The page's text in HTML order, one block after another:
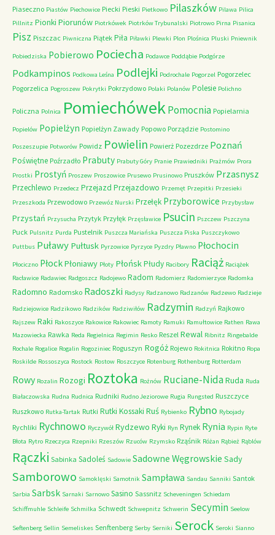
Piaseczno Piastów Piechowice Piecki Pieski Pietkowo Pilaszków Pilawa Pilica
Pillnitz Pionki Piorunów Piotrkówek Piotrków Trybunalski Piotrowo Pirna Pisanica
Pisz Piszczac Piwniczna Piątek Piła Piławki Plewki Plon Plośnica Pluski Pniewnik
Pobiedziska Pobierowo Pociecha Podawce Poddąbie Podgórze
Podkampinos Podkowa Leśna Podlejki Podrochale Pogorzel Pogorzelec
Pogorzelica Pogroszew Pokrytki Pokrzydowo Polaki Polanów Polesie Polichno
Policzna Polnica PomiechówekPomocnia Popielarnia
Popielów Popielżyn Popielżyn Zawady Popowo Porządzie Postomino
Poszeszupie Potworów Powidz Powielin Powierż Pozezdrze Poznań
Poświętne Poźrzadło Prabuty Prabuty Góry Pranie Prawiedniki Prażmów Prora
Prostki Prostyń Proszew Proszowice Prusewo Prusinowo Pruszków Przasnysz
Przechlewo Przedecz Przejazd Przejazdowo Przemęt Przepitki Przesieki
Przeszkoda Przewodowo Przewóz Nurski Przełęk Przyborowice Przybysław
Przystań Przysucha Przytyk Przyłęk Przęsławice Psucin Pszczew Pszczyna
Puck Pulsnitz Purda Pustelnik Puszcza Mariańska Puszcza Piska Puszczykowo
Puttbus Puławy Pułtusk Pyrzowice Pyrzyce Pyzdry Pławno Płochocin
Płociczno PłockPłoniawy Płoty PłońskPłudy Racibory Raciąż Raciążek
Racławice Radawiec Radgoszcz Radojewo Radom Radomierz Radomierzyce Radomka
Radomno Radomsko Radoszki Radysy Radzanowo Radzanów Radzewo Radzieje
Radziejowice Radzikowo Radzików Radziwiłów Radzymin Radzyń Rajkowo
Rajszew Raki Rakoszyce Rakowice Rakowiec Ramoty Ramuki Ramułtowice Rathen Rawa
Mazowiecka Rawka Reda Regielnica Regimin Resko Reszel Rewal Ribnitz Ringebalde
Rochale Rogalice Rogalin Rogoziniec Roguszyn Rogóż Rojewo Rokitnica Rokitno Ropa
Roskilde Rossoszyca Rostock Rostow Roszczyce Rotenburg Rothenburg Rotterdam
Rowy Rozalin Rozogi Roztoka Rożnów Ruciane-NidaRuda Ruda
Białaczowska Rudna Rudnica Rudniki Rudno Jeziorowe Rugia Rungsted Ruszczyce
Ruszkowo Rutka-Tartak Rutki Rutki Kossaki Ruś Rybienko Rybno Rybojady
Rychliki Rychnowo Ryczywół Rydzewo Ryki Ryn Rynek Rynia Rypin Ryte
Błota Rytro Rzeczyca Rzepniki Rzeszów Rzuców Rzymsko Rząśnik Różan Rąbież Rąblów
Rączki Sabinka Sadoleś Sadowie Sadowne Węgrowskie Sady
Samborowo Samoklęski Samotnik Sampława Sandau Sanniki Santok
Sarbia Sarbsk Sarnaki Sarnowo Sasino Sassnitz Scheveningen Schiedam
Schiffmuhle Schleife Schmilka Schwedt Schwepnitz Schwerin Secymin Seelow
Seftenberg Sellin Semeliskes Senftenberg Serby Serniki Serock Seroki Sianno